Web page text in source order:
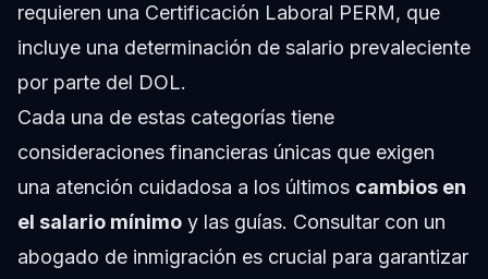
requieren una Certificación Laboral PERM, que
incluye una determinación de salario prevaleciente
por parte del DOL.
Cada una de estas categorías tiene
consideraciones financieras únicas que exigen
una atención cuidadosa a los últimos cambios en
el salario mínimo y las guías. Consultar con un
abogado de inmigración es crucial para garantizar